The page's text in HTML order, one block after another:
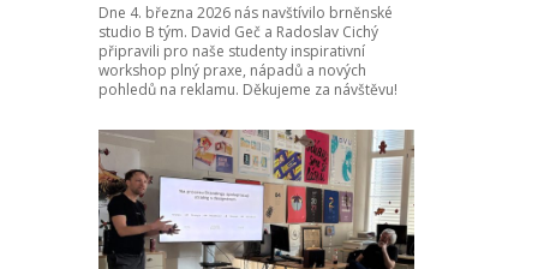
Dne 4. března 2026 nás navštívilo brněnské
studio B tým. David Geč a Radoslav Cichý
připravili pro naše studenty inspirativní
workshop plný praxe, nápadů a nových
pohledů na reklamu. Děkujeme za návštěvu!